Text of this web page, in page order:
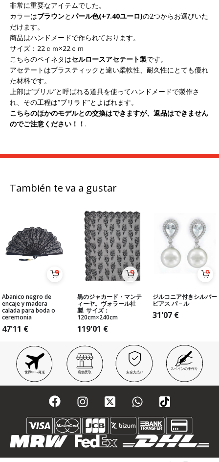
非常に重要なアイテムでした。
カラーはブラウンとパール色(+7.40ユーロ)の2つからお選びいた
だけます。
商品はハンドメードで作られております。
サイズ：22ｃｍ×22ｃｍ
こちらのペイネタはセルロースアセテート製です。
アセテートはプラスティックと違い柔軟性、耐久性にとても優れ
た材料です。
上部は“ブリル”と呼ばれる道具を使ってハンドメードで製作さ
れ、その工程は“ブリラド”とよばれます。
こちらのほかのモデルとの交換はできますが、返品はできません
のでご注意ください！！ .
También te va a gustar
Abanico negro de
encaje y madera
calada para boda o
ceremonia
47'11 €
黒のジャカード・マンテ
ィーヤ。ヴォラール社
製. サイズ：
120cm×240cm
119'01 €
ジルコニア付きシルバー
ピアス パ－ル
31'07 €
世界中へ発送 店舗受取 安全支払い
スペインの手作り